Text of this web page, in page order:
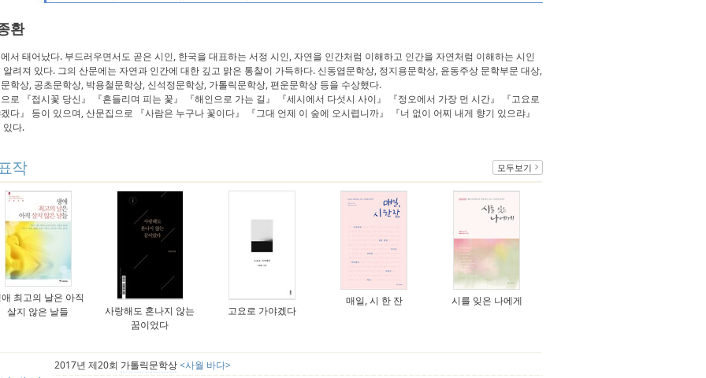
환
서 태어났다. 부드러우면서도 곧은 시인, 한국을 대표하는 서정 시인, 자연을 인간처럼 이해하고 인간을 자연처럼 이해하는 시인
알려져 있다. 그의 산문에는 자연과 인간에 대한 깊고 맑은 통찰이 가득하다. 신동엽문학상, 정지용문학상, 윤동주상 문학부문 대상,
학상, 공초문학상, 박용철문학상, 신석정문학상, 가톨릭문학상, 편운문학상 등을 수상했다.
로 『접시꽃 당신』 『흔들리며 피는 꽃』 『해인으로 가는 길』 『세시에서 다섯시 사이』 『정오에서 가장 먼 시간』 『고요로
다』 등이 있으며, 산문집으로 『사람은 누구나 꽃이다』 『그대 언제 이 숲에 오시렵니까』 『너 없이 어찌 내게 향기 있으랴』
있다.
작 모두보기
최고의 날은 아직
살지 않은 날들
사랑해도 혼나지 않는
꿈이었다
고요로 가야겠다
매일, 시 한 잔 시를 잊은 나에게
2017년 제20회 가톨릭문학상<사월 바다>